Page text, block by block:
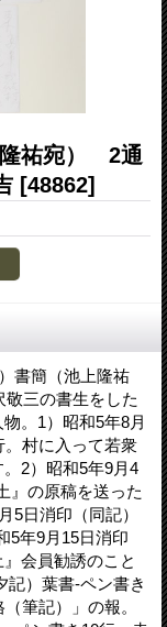
隆祐宛） 2通
[48862]
書簡（池上隆祐
三の書生をした
。1）昭和5年8月
。村に入って若衆
2）昭和5年9月4
』の原稿を送った
5日消印（同記）
5年9月15日消印
会員勧誘のこと
記）葉書-ペン書き
筆記）」の報。